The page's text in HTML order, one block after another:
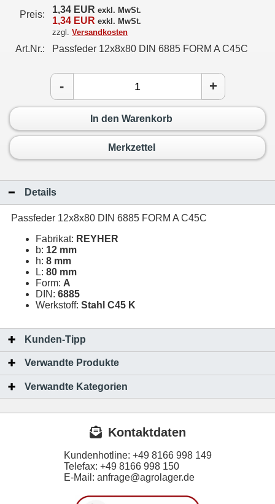
Preis: 1,34 EUR exkl. MwSt.
1,34 EUR exkl. MwSt.
zzgl. Versandkosten
Art.Nr.: Passfeder 12x8x80 DIN 6885 FORM A C45C
- +
In den Warenkorb
Merkzettel
Details
Passfeder 12x8x80 DIN 6885 FORM A C45C
Fabrikat: REYHER
b: 12 mm
h: 8 mm
L: 80 mm
Form: A
DIN: 6885
Werkstoff: Stahl C45 K
Kunden-Tipp
Verwandte Produkte
Verwandte Kategorien
Kontaktdaten
Kundenhotline: +49 8166 998 149
Telefax: +49 8166 998 150
E-Mail: anfrage@agrolager.de